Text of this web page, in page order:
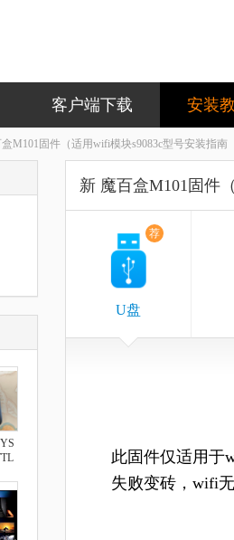
客户端下载 安装
M101固件（适用wifi模块s9083c型号安装指南
新 魔百盒M101固件
荐
U盘
此固件仅适用于
失败变砖，wifi